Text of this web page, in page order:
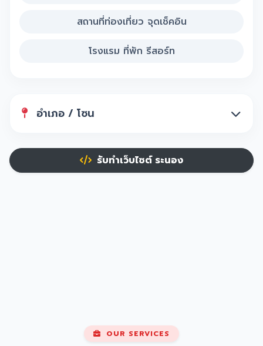
สถานที่ท่องเที่ยว จุดเช็คอิน
โรงแรม ที่พัก รีสอร์ท
อำเภอ / โซน
รับทำเว็บไซต์ ระนอง
OUR SERVICES